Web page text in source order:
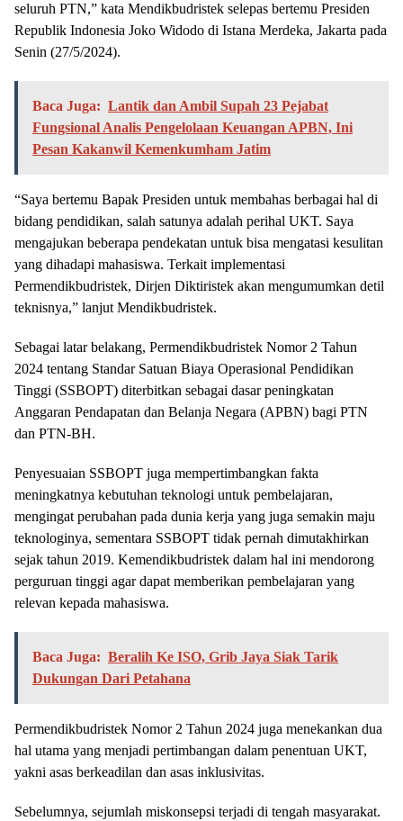
seluruh PTN,” kata Mendikbudristek selepas bertemu Presiden
Republik Indonesia Joko Widodo di Istana Merdeka, Jakarta pada
Senin (27/5/2024).
Baca Juga: Lantik dan Ambil Supah 23 Pejabat
Fungsional Analis Pengelolaan Keuangan APBN, Ini
Pesan Kakanwil Kemenkumham Jatim
“Saya bertemu Bapak Presiden untuk membahas berbagai hal di
bidang pendidikan, salah satunya adalah perihal UKT. Saya
mengajukan beberapa pendekatan untuk bisa mengatasi kesulitan
yang dihadapi mahasiswa. Terkait implementasi
Permendikbudristek, Dirjen Diktiristek akan mengumumkan detil
teknisnya,” lanjut Mendikbudristek.
Sebagai latar belakang, Permendikbudristek Nomor 2 Tahun
2024 tentang Standar Satuan Biaya Operasional Pendidikan
Tinggi (SSBOPT) diterbitkan sebagai dasar peningkatan
Anggaran Pendapatan dan Belanja Negara (APBN) bagi PTN
dan PTN-BH.
Penyesuaian SSBOPT juga mempertimbangkan fakta
meningkatnya kebutuhan teknologi untuk pembelajaran,
mengingat perubahan pada dunia kerja yang juga semakin maju
teknologinya, sementara SSBOPT tidak pernah dimutakhirkan
sejak tahun 2019. Kemendikbudristek dalam hal ini mendorong
perguruan tinggi agar dapat memberikan pembelajaran yang
relevan kepada mahasiswa.
Baca Juga: Beralih Ke ISO, Grib Jaya Siak Tarik
Dukungan Dari Petahana
Permendikbudristek Nomor 2 Tahun 2024 juga menekankan dua
hal utama yang menjadi pertimbangan dalam penentuan UKT,
yakni asas berkeadilan dan asas inklusivitas.
Sebelumnya, sejumlah miskonsepsi terjadi di tengah masyarakat.